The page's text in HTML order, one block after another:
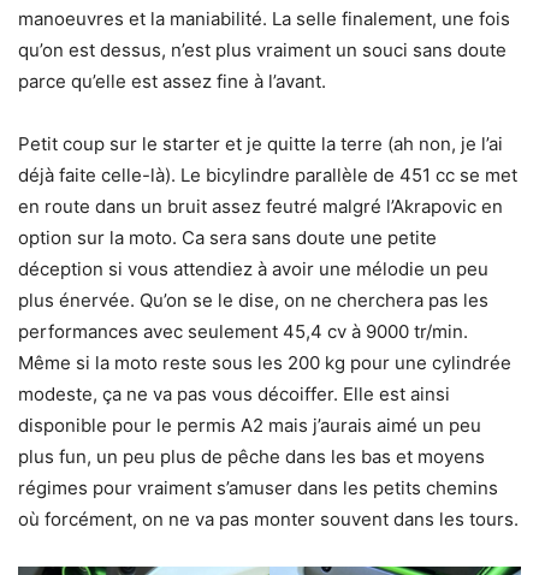
manoeuvres et la maniabilité. La selle finalement, une fois
qu’on est dessus, n’est plus vraiment un souci sans doute
parce qu’elle est assez fine à l’avant.
Petit coup sur le starter et je quitte la terre (ah non, je l’ai
déjà faite celle-là). Le bicylindre parallèle de 451 cc se met
en route dans un bruit assez feutré malgré l’Akrapovic en
option sur la moto. Ca sera sans doute une petite
déception si vous attendiez à avoir une mélodie un peu
plus énervée. Qu’on se le dise, on ne cherchera pas les
performances avec seulement 45,4 cv à 9000 tr/min.
Même si la moto reste sous les 200 kg pour une cylindrée
modeste, ça ne va pas vous décoiffer. Elle est ainsi
disponible pour le permis A2 mais j’aurais aimé un peu
plus fun, un peu plus de pêche dans les bas et moyens
régimes pour vraiment s’amuser dans les petits chemins
où forcément, on ne va pas monter souvent dans les tours.